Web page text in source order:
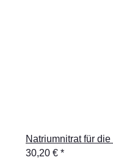
Natriumnitrat für
30,20 € *